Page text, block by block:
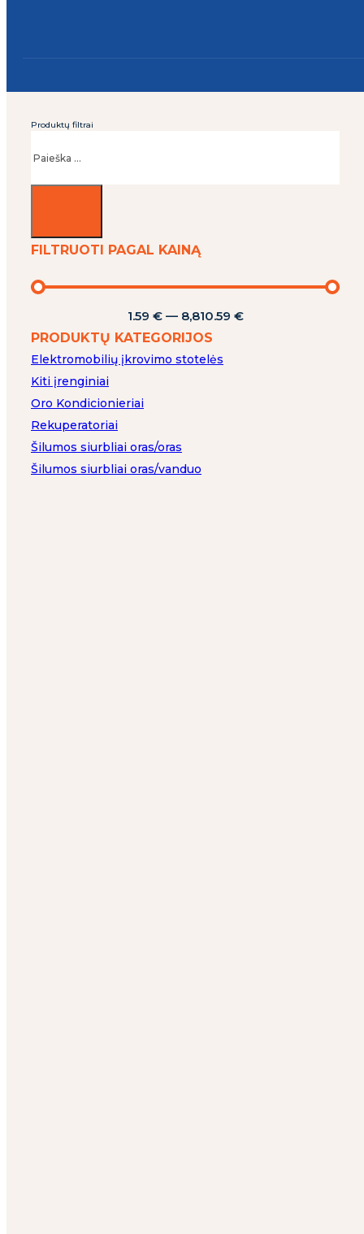
Produktų filtrai
FILTRUOTI PAGAL KAINĄ
1.59 €— 8,810.59 €
PRODUKTŲ KATEGORIJOS
Elektromobilių įkrovimo stotelės
Kiti įrenginiai
Oro Kondicionieriai
Rekuperatoriai
Šilumos siurbliai oras/oras
Šilumos siurbliai oras/vanduo